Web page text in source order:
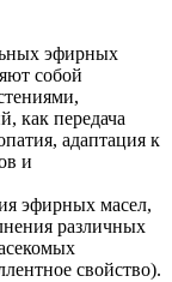
эфирных
собой
как передача
адаптация к
и
эфирных масел,
различных
свойство).